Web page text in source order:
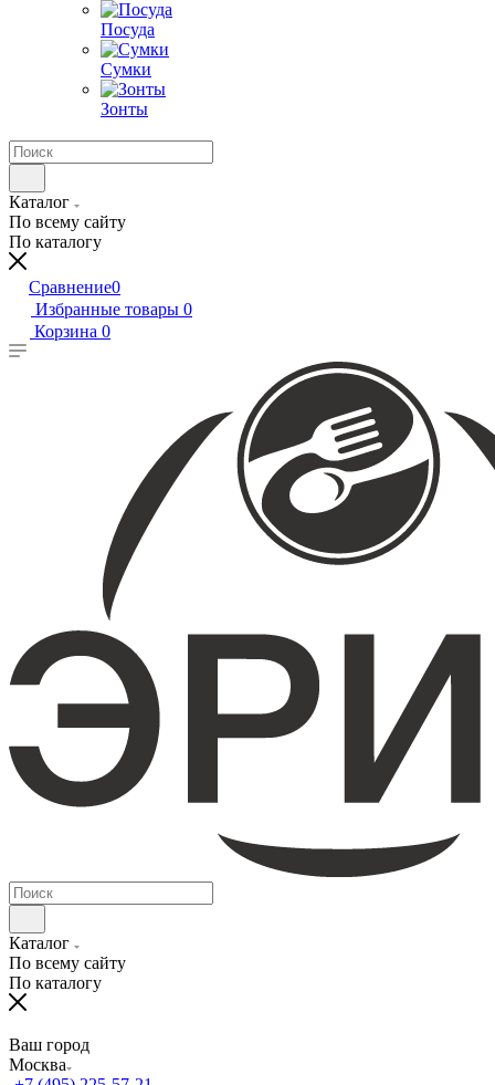
Посуда
Сумки
Зонты
Каталог
По всему сайту
По каталогу
Сравнение0
Избранные товары 0
Корзина 0
Каталог
По всему сайту
По каталогу
Ваш город
Москва